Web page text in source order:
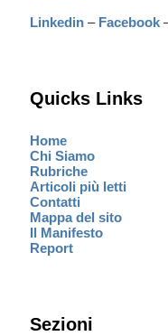
Linkedin – Facebook
Quicks Links
Home
Chi Siamo
Rubriche
Articoli più letti
Contatti
Mappa del sito
Il Manifesto
Report
Sezioni